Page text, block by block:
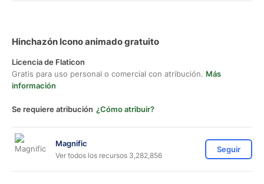
Hinchazón Icono animado gratuito
Licencia de Flaticon
Gratis para uso personal o comercial con atribución. Más
información
Se requiere atribución ¿Cómo atribuir?
Magnific
Ver todos los recursos 3,282,856
Seguir